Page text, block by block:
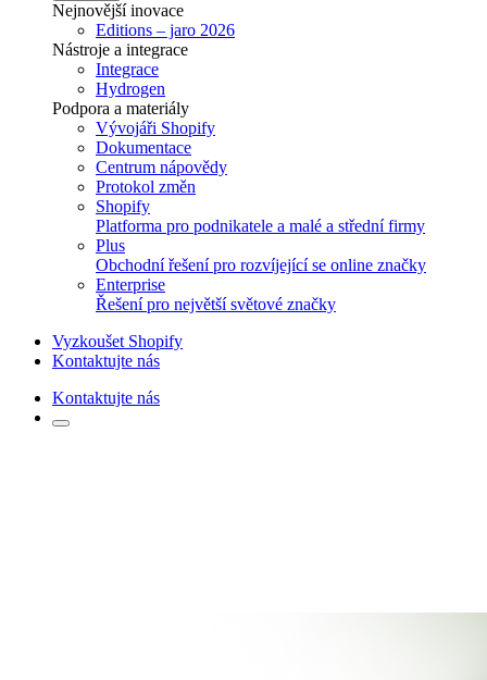
Nejnovější inovace
Editions – jaro 2026
Nástroje a integrace
Integrace
Hydrogen
Podpora a materiály
Vývojáři Shopify
Dokumentace
Centrum nápovědy
Protokol změn
Shopify
Platforma pro podnikatele a malé a střední firmy
Plus
Obchodní řešení pro rozvíjející se online značky
Enterprise
Řešení pro největší světové značky
Vyzkoušet Shopify
Kontaktujte nás
Kontaktujte nás